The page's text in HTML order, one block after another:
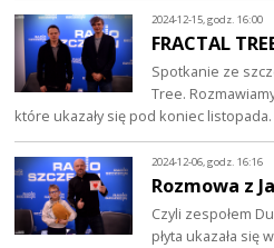
2024-12-15, godz. 16:00
FRACTAL
Spotkanie ze
Tree.
które ukazały się pod koniec listopada.
2024-12-06, godz. 16:16
Rozmowa z
Czyli zespołem
płyta ukazała się